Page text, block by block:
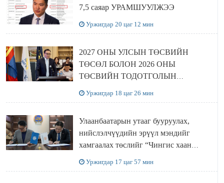
7,5 саяар УРАМШУУЛЖЭЭ
Уржигдар 20 цаг 12 мин
2027 ОНЫ УЛСЫН ТӨСВИЙН
ТӨСӨЛ БОЛОН 2026 ОНЫ
ТӨСВИЙН ТОДОТГОЛЫН
Уржигдар 18 цаг 26 мин
Улаанбаатарын утааг бууруулах,
нийслэлчүүдийн эрүүл мэндийг
хамгаалах төслийг “Чингис хаан
Уржигдар 17 цаг 57 мин